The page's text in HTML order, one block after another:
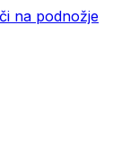
na podnožje